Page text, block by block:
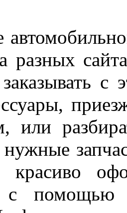
разных
с
или
нужные
красиво
с помощью